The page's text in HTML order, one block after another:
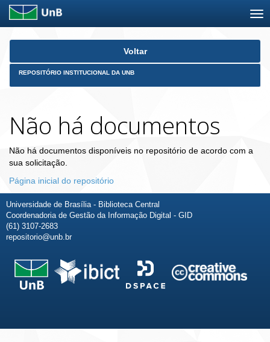
Skip
Voltar
REPOSITÓRIO INSTITUCIONAL DA UNB
Não há documentos
Não há documentos disponíveis no repositório de acordo com a
sua solicitação.
Página inicial do repositório
Universidade de Brasília - Biblioteca Central
Coordenadoria de Gestão da Informação Digital - GID
(61) 3107-2683
repositorio@unb.br